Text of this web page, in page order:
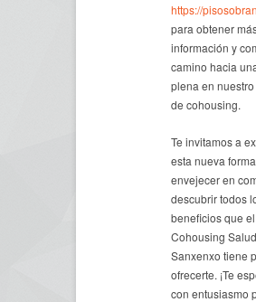
https://
para obtener
información y
camino hacia
plena en
de cohousing.
Te invitamos a
esta nueva
envejecer en
descubrir todos
beneficios que el
Cohousing
Sanxenxo tiene
ofrecerte. ¡Te
con entusiasmo